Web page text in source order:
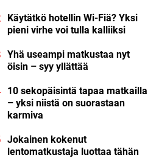
Käytätkö hotellin Wi-Fiä? Yksi
pieni virhe voi tulla kalliiksi
Yhä useampi matkustaa nyt
öisin – syy yllättää
10 sekopäisintä tapaa matkailla
– yksi niistä on suorastaan
karmiva
Jokainen kokenut
lentomatkustaja luottaa tähän